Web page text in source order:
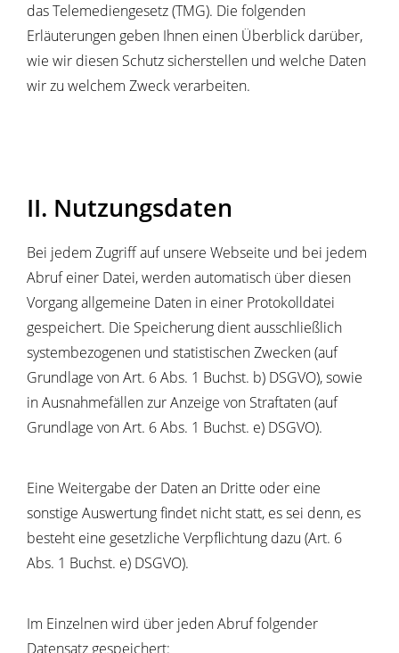
das Telemediengesetz (TMG). Die folgenden
Erläuterungen geben Ihnen einen Überblick darüber,
wie wir diesen Schutz sicherstellen und welche Daten
wir zu welchem Zweck verarbeiten.
II. Nutzungsdaten
Bei jedem Zugriff auf unsere Webseite und bei jedem
Abruf einer Datei, werden automatisch über diesen
Vorgang allgemeine Daten in einer Protokolldatei
gespeichert. Die Speicherung dient ausschließlich
systembezogenen und statistischen Zwecken (auf
Grundlage von Art. 6 Abs. 1 Buchst. b) DSGVO), sowie
in Ausnahmefällen zur Anzeige von Straftaten (auf
Grundlage von Art. 6 Abs. 1 Buchst. e) DSGVO).
Eine Weitergabe der Daten an Dritte oder eine
sonstige Auswertung findet nicht statt, es sei denn, es
besteht eine gesetzliche Verpflichtung dazu (Art. 6
Abs. 1 Buchst. e) DSGVO).
Im Einzelnen wird über jeden Abruf folgender
Datensatz gespeichert: